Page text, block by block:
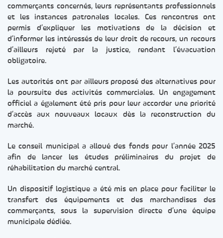
commerçants concernés, leurs représentants professionnels
et les instances patronales locales. Ces rencontres ont
permis d’expliquer les motivations de la décision et
d’informer les intéressés de leur droit de recours, un recours
d’ailleurs rejeté par la justice, rendant l’évacuation
obligatoire.
Les autorités ont par ailleurs proposé des alternatives pour
la poursuite des activités commerciales. Un engagement
officiel a également été pris pour leur accorder une priorité
d’accès aux nouveaux locaux dès la reconstruction du
marché.
Le conseil municipal a alloué des fonds pour l’année 2025
afin de lancer les études préliminaires du projet de
réhabilitation du marché central.
Un dispositif logistique a été mis en place pour faciliter le
transfert des équipements et des marchandises des
commerçants, sous la supervision directe d’une équipe
municipale dédiée.